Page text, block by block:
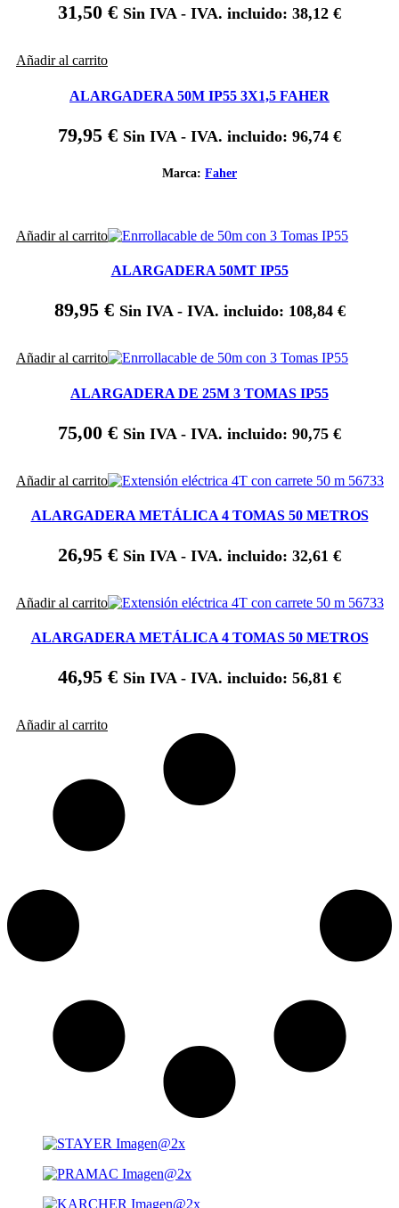
31,50 € Sin IVA - IVA. incluido: 38,12 €
Añadir al carrito
ALARGADERA 50M IP55 3X1,5 FAHER
79,95 € Sin IVA - IVA. incluido: 96,74 €
Marca: Faher
Añadir al carrito
ALARGADERA 50MT IP55
89,95 € Sin IVA - IVA. incluido: 108,84 €
Añadir al carrito
ALARGADERA DE 25M 3 TOMAS IP55
75,00 € Sin IVA - IVA. incluido: 90,75 €
Añadir al carrito
ALARGADERA METÁLICA 4 TOMAS 50 METROS
26,95 € Sin IVA - IVA. incluido: 32,61 €
Añadir al carrito
ALARGADERA METÁLICA 4 TOMAS 50 METROS
46,95 € Sin IVA - IVA. incluido: 56,81 €
Añadir al carrito